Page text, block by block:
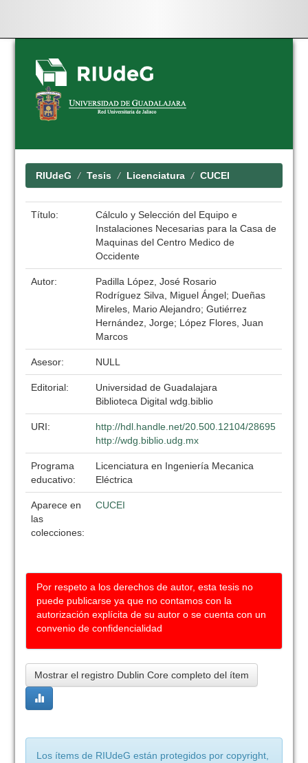
Skip
navigation
RIUdeG Tesis Licenciatura CUCEI
Título:
Cálculo y Selección del Equipo e
Instalaciones Necesarias para la Casa de
Maquinas del Centro Medico de
Occidente
Autor:
Padilla López, José Rosario
Rodríguez Silva, Miguel Ángel; Dueñas
Mireles, Mario Alejandro; Gutiérrez
Hernández, Jorge; López Flores, Juan
Marcos
Asesor: NULL
Editorial:
Universidad de Guadalajara
Biblioteca Digital wdg.biblio
URI:
http://hdl.handle.net/20.500.12104/28695
http://wdg.biblio.udg.mx
Programa
educativo:
Licenciatura en Ingeniería Mecanica
Eléctrica
Aparece en
las
colecciones:
CUCEI
Por respeto a los derechos de autor, esta tesis no
puede publicarse ya que no contamos con la
autorización explícita de su autor o se cuenta con un
convenio de confidencialidad
Mostrar el registro Dublin Core completo del ítem
Los ítems de RIUdeG están protegidos por copyright,